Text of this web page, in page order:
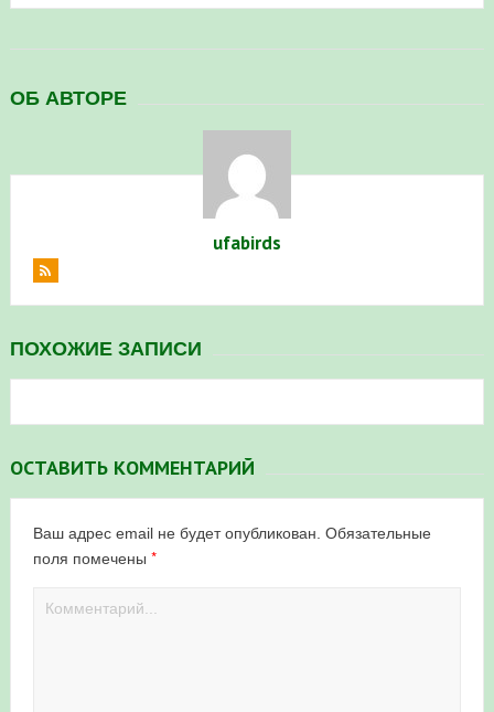
ОБ АВТОРЕ
ufabirds
ПОХОЖИЕ ЗАПИСИ
ОСТАВИТЬ КОММЕНТАРИЙ
Ваш адрес email не будет опубликован. Обязательные
поля помечены *